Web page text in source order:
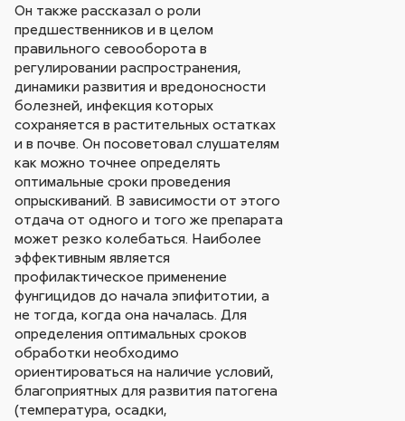
Он также рассказал о роли
предшественников и в целом
правильного севооборота в
регулировании распространения,
динамики развития и вредоносности
болезней, инфекция которых
сохраняется в растительных остатках
и в почве. Он посоветовал слушателям
как можно точнее определять
оптимальные сроки проведения
опрыскиваний. В зависимости от этого
отдача от одного и того же препарата
может резко колебаться. Наиболее
эффективным является
профилактическое применение
фунгицидов до начала эпифитотии, а
не тогда, когда она началась. Для
определения оптимальных сроков
обработки необходимо
ориентироваться на наличие условий,
благоприятных для развития патогена
(температура, осадки,